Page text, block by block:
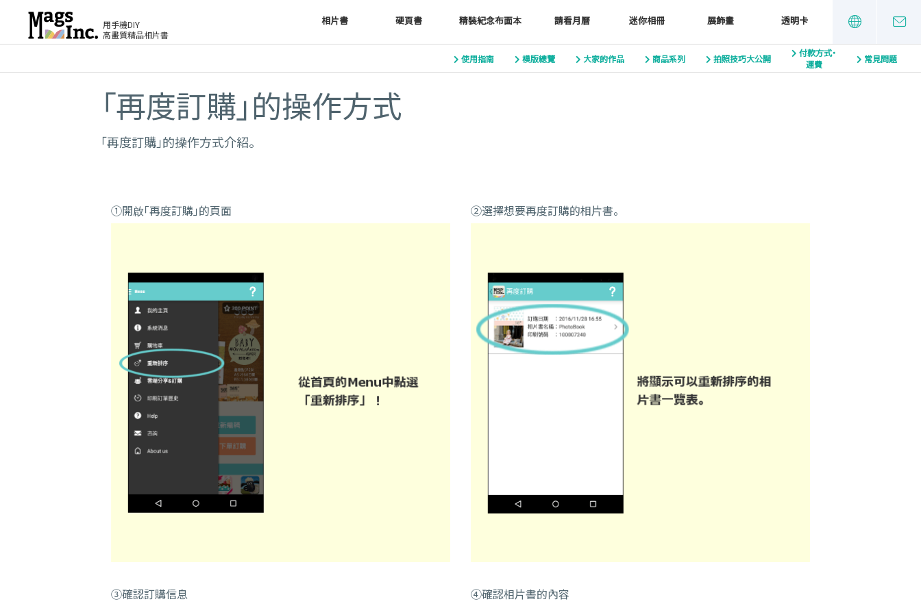
用手機DIY
高畫質精品相片書
相片書 硬頁書 精裝紀念布面本 請看月曆 迷你相冊 展飾畫 透明卡
使用指南 模版總覽 大家的作品 商品系列 拍照技巧大公開
付款方式・
運費
常見問題
「再度訂購」的操作方式
「再度訂購」的操作方式介紹。
①開啟「再度訂購」的頁面 ②選擇想要再度訂購的相片書。
③確認訂購信息 ④確認相片書的內容